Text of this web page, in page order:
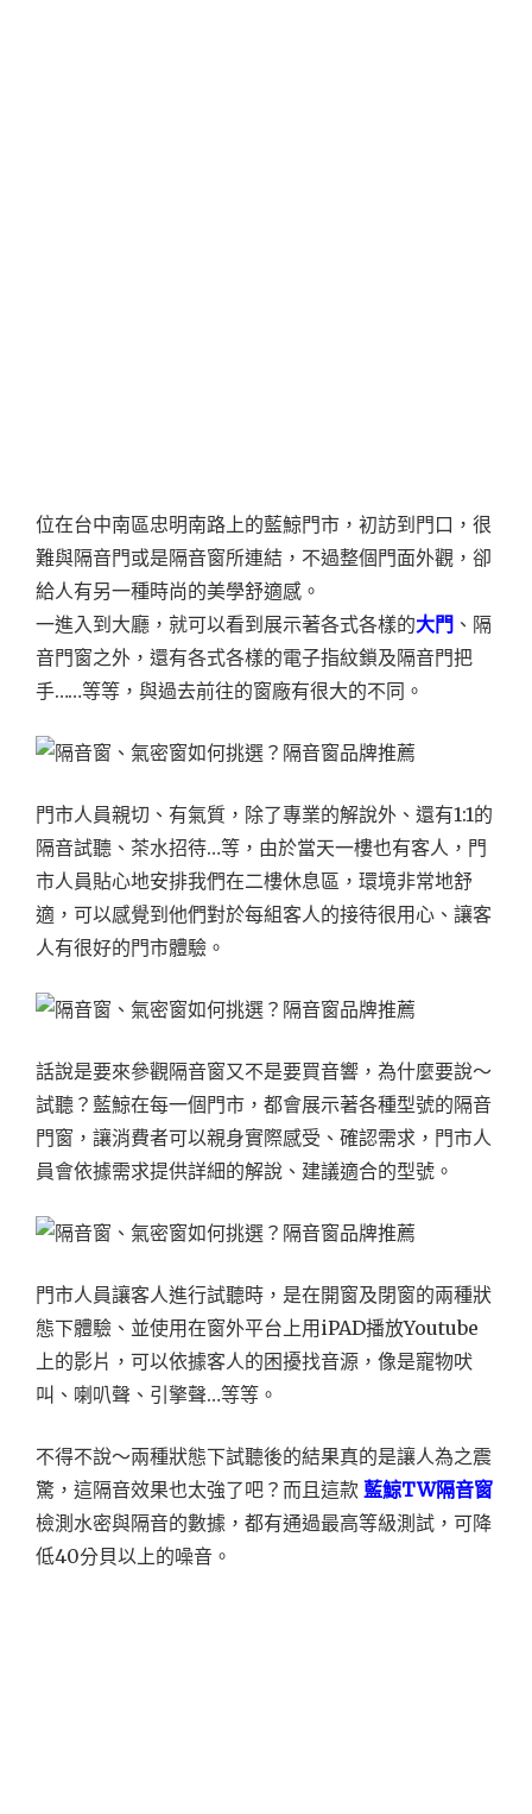
位在台中南區忠明南路上的藍鯨門市，初訪到門口，很
難與隔音門或是隔音窗所連結，不過整個門面外觀，卻
給人有另一種時尚的美學舒適感。
一進入到大廳，就可以看到展示著各式各樣的大門 、隔
音門窗之外，還有各式各樣的電子指紋鎖及隔音門把
手……等等，與過去前往的窗廠有很大的不同。
門市人員親切、有氣質，除了專業的解說外、還有1:1的
隔音試聽、茶水招待…等，由於當天一樓也有客人，門
市人員貼心地安排我們在二樓休息區，環境非常地舒
適，可以感覺到他們對於每組客人的接待很用心、讓客
人有很好的門市體驗。
話說是要來參觀隔音窗又不是要買音響，為什麼要說～
試聽？藍鯨在每一個門市，都會展示著各種型號的隔音
門窗，讓消費者可以親身實際感受、確認需求，門市人
員會依據需求提供詳細的解說、建議適合的型號。
門市人員讓客人進行試聽時，是在開窗及閉窗的兩種狀
態下體驗、並使用在窗外平台上用iPAD播放Youtube
上的影片，可以依據客人的困擾找音源，像是寵物吠
叫、喇叭聲、引擎聲…等等。
不得不說～兩種狀態下試聽後的結果真的是讓人為之震
驚，這隔音效果也太強了吧？而且這款 藍鯨TW隔音窗
檢測水密與隔音的數據，都有通過最高等級測試，可降
低40分貝以上的噪音。